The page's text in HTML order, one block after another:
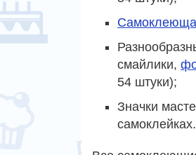
смайлики,
54 штуки);
Значки
самоклейках.